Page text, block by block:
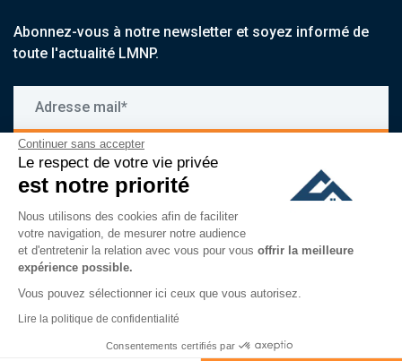
Continuer sans accepter
Le respect de votre vie privée
est notre priorité
Nous utilisons des cookies afin de faciliter
votre navigation, de mesurer notre audience
et d'entretenir la relation avec vous pour vous offrir la meilleure
expérience possible.
Vous pouvez sélectionner ici ceux que vous autorisez.
Lire la politique de confidentialité
Consentements certifiés par
Abonnez-vous à notre newsletter et soyez informé de
toute l'actualité LMNP.
En vous inscrivant à notre newsletter, vous acceptez de recevoir
connaissance de notrepolitique de confidentialité